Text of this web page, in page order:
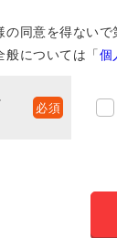
同意を得ない
般については「個